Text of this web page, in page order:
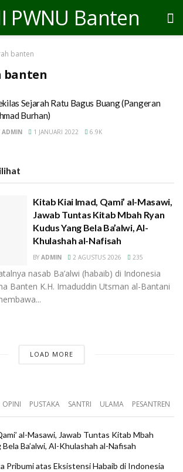
banten
banten
Sejarah Ratu Bagus Buang (Pangeran
Burhan)
ADMIN 1 JANUARI 2022 6.9K
Kitab Kiai Imad, Qami’ al-Masawi,
Jawab Tuntas Kitab Mbah Ryan
Kudus Yang Bela Ba’alwi, Al-
Khulashah al-Nafisah
BY ADMIN 2 AGUSTUS 2026 235
nasab Ba’alwi (habaib) di Indonesia
Banten K.H. Imaduddin Utsman al-Bantani
LOAD MORE
OPINI PUSTAKA SANTRI ULAMA PESANTREN
al-Masawi, Jawab Tuntas Kitab Mbah
Ba’alwi, Al-Khulashah al-Nafisah
Pribumi atas Eksistensi Habaib di Indonesia